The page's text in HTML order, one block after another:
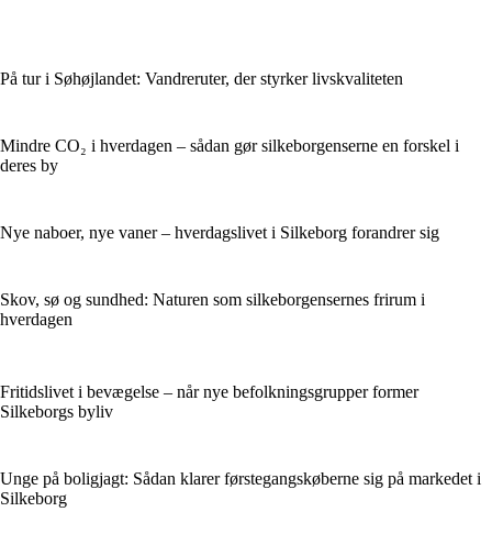
På tur i Søhøjlandet: Vandreruter, der styrker livskvaliteten
Mindre CO₂ i hverdagen – sådan gør silkeborgenserne en forskel i
deres by
Nye naboer, nye vaner – hverdagslivet i Silkeborg forandrer sig
Skov, sø og sundhed: Naturen som silkeborgensernes frirum i
hverdagen
Fritidslivet i bevægelse – når nye befolkningsgrupper former
Silkeborgs byliv
Unge på boligjagt: Sådan klarer førstegangskøberne sig på markedet i
Silkeborg